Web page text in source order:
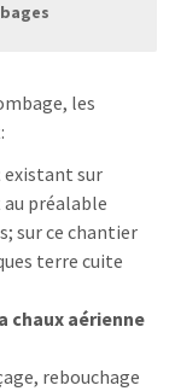
les
existant sur
préalable
sur ce chantier
terre cuite
chaux aérienne
rebouchage